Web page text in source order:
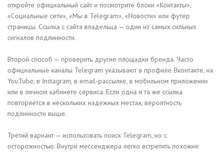
откройте официальный сайт и посмотрите блоки «Контакты»,
«Социальные сети», «Мы в Telegram», «Новости» или футер
страницы. Ссылка с сайта владельца — один из самых сильных
сигналов подлинности.
Второй способ — проверить другие площадки бренда. Часто
официальные каналы Telegram указывают в профиле Вконтакте, на
YouTube, в Instagram, в email-рассылке, в мобильном приложении
или в личном кабинете сервиса. Если одна и та же ссылка
повторяется в нескольких надежных местах, вероятность
подлинности выше.
Третий вариант — использовать поиск Telegram, но с
осторожностью. Внутри мессенджера легко встретить похожие